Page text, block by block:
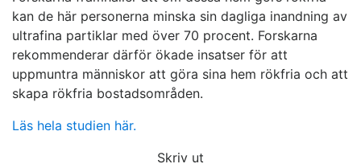
kan de här personerna minska sin dagliga inandning av
ultrafina partiklar med över 70 procent. Forskarna
rekommenderar därför ökade insatser för att
uppmuntra människor att göra sina hem rökfria och att
skapa rökfria bostadsområden.
Läs hela studien här.
Skriv ut